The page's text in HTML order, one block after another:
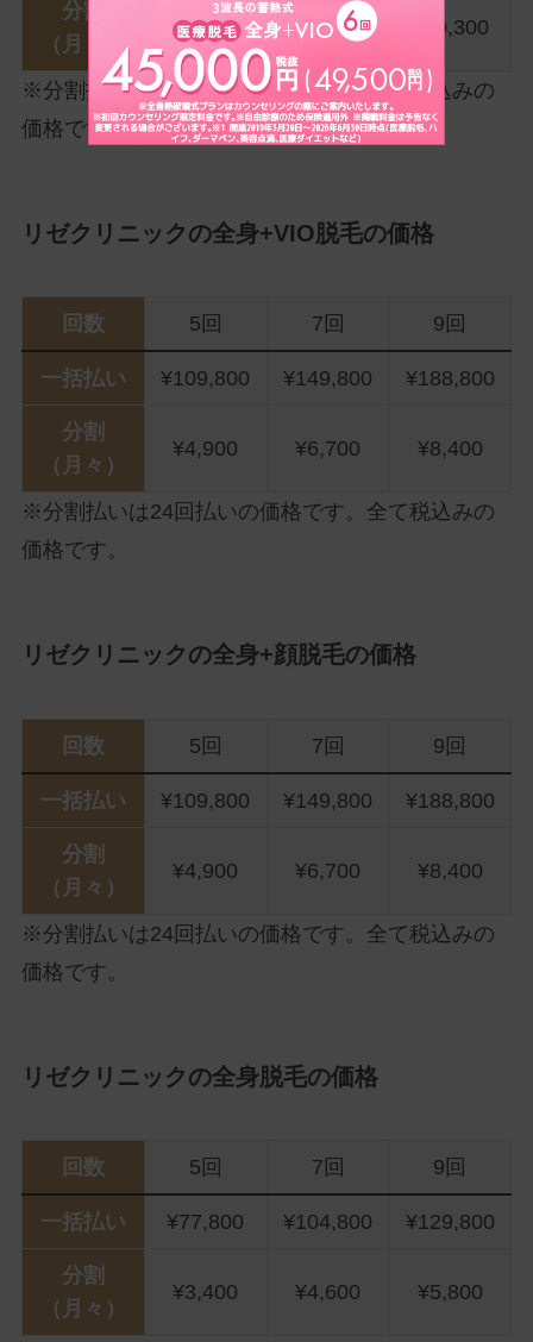
分割
（月々）
¥6,000 ¥8,300 ¥10,300
※分割払いは24回払いの価格です。全て税込みの
価格です。※24回まで分割金利¥0！
リゼクリニックの全身+VIO脱毛の価格
回数 5回 7回 9回
一括払い ¥109,800 ¥149,800 ¥188,800
分割
（月々）
¥4,900 ¥6,700 ¥8,400
※分割払いは24回払いの価格です。全て税込みの
価格です。
リゼクリニックの全身+顔脱毛の価格
回数 5回 7回 9回
一括払い ¥109,800 ¥149,800 ¥188,800
分割
（月々）
¥4,900 ¥6,700 ¥8,400
※分割払いは24回払いの価格です。全て税込みの
価格です。
リゼクリニックの全身脱毛の価格
回数 5回 7回 9回
一括払い ¥77,800 ¥104,800 ¥129,800
分割
（月々）
¥3,400 ¥4,600 ¥5,800